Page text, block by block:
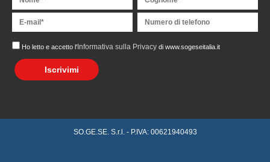
Ho letto e accetto l'Informativa sulla Privacydi www.sogeseitalia.it
Iscrivimi
SO.GE.SE. S.r.l. - P.IVA: 00621940493